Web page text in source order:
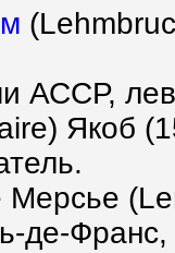
АССР,
Якоб
Мерсье
де-